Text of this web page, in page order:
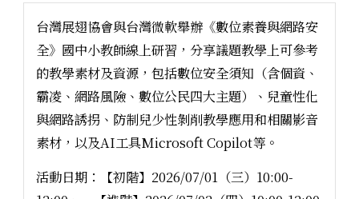
台灣展翅協會與台灣微軟舉辦《數位素養與網路安
全》國中小教師線上研習，分享議題教學上可參考
的教學素材及資源，包括數位安全須知（含個資、
霸凌、網路風險、數位公民四大主題）、兒童性化
與網路誘拐、防制兒少性剝削教學應用和相關影音
素材，以及AI工具Microsoft Copilot等。
活動日期：【初階】2026/07/01（三）10:00-